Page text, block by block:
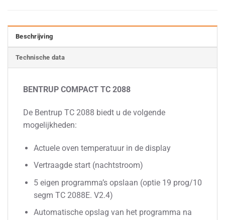
Beschrijving
Technische data
BENTRUP COMPACT TC 2088
De Bentrup TC 2088 biedt u de volgende
mogelijkheden:
Actuele oven temperatuur in de display
Vertraagde start (nachtstroom)
5 eigen programma’s opslaan (optie 19 prog/10
segm TC 2088E. V2.4)
Automatische opslag van het programma na